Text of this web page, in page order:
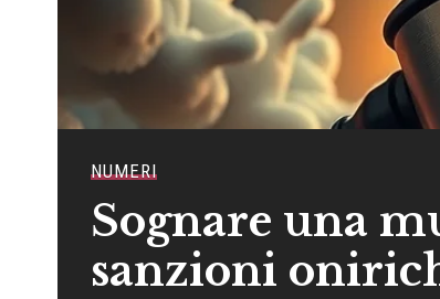
NUMERI
Sognare una
sanzioni